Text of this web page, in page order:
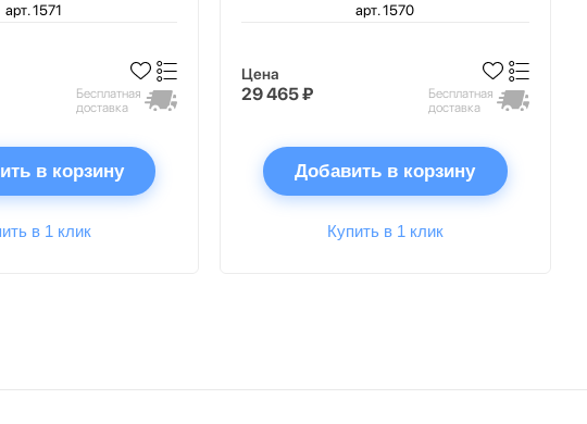
арт. 1571
Бесплатная
доставка
в корзину
в 1 клик
арт. 1570
Цена
29 465 ₽
Бесплатная
доставка
Добавить в корзину
Купить в 1 клик